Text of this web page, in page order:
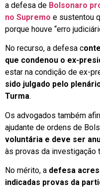
a defesa de Bolsonaro
no Supremo e sustentou
porque houve “erro
No recurso, a defesa c
que condenou o ex-
estar na condição de ex-
sido julgado pelo
Turma.
Os advogados também
ajudante de ordens de
voluntária e deve ser
às provas da investigação
No mérito, a defesa
indicadas provas da